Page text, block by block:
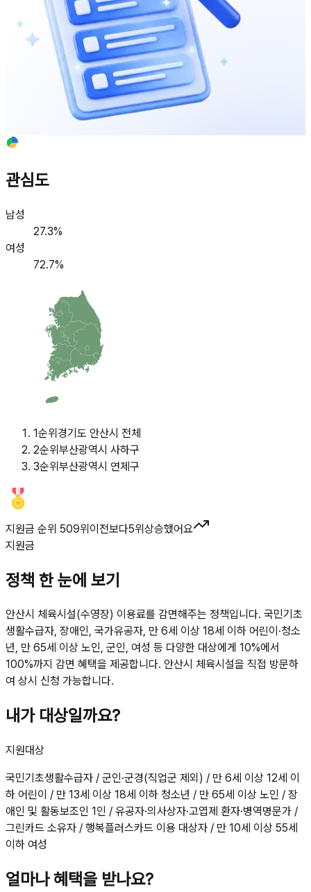
관심도
남성
27.3%
여성
72.7%
1순위경기도 안산시 전체
2순위부산광역시 사하구
3순위부산광역시 연제구
지원금 순위 509위이전보다5위상승했어요
지원금
정책 한 눈에 보기
안산시 체육시설(수영장) 이용료를 감면해주는 정책입니다. 국민기초
생활수급자, 장애인, 국가유공자, 만 6세 이상 18세 이하 어린이·청소
년, 만 65세 이상 노인, 군인, 여성 등 다양한 대상에게 10%에서
100%까지 감면 혜택을 제공합니다. 안산시 체육시설을 직접 방문하
여 상시 신청 가능합니다.
내가 대상일까요?
지원대상
국민기초생활수급자 / 군인·군경(직업군 제외) / 만 6세 이상 12세 이
하 어린이 / 만 13세 이상 18세 이하 청소년 / 만 65세 이상 노인 / 장
애인 및 활동보조인 1인 / 유공자·의사상자·고엽제 환자·병역명문가 /
그린카드 소유자 / 행복플러스카드 이용 대상자 / 만 10세 이상 55세
이하 여성
얼마나 혜택을 받나요?